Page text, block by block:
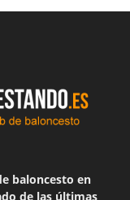
baloncesto en
de las últimas